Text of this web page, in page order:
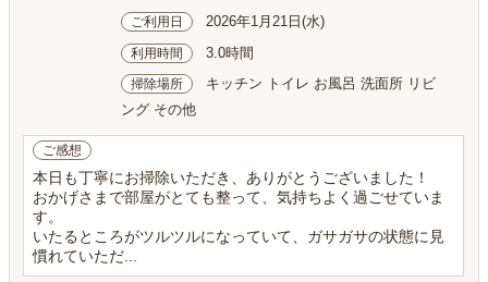
ご利用日 2026年1月21日(水)
利用時間 3.0時間
掃除場所
キッチン トイレ お風呂 洗面所 リビ
ング その他
ご感想
本日も丁寧にお掃除いただき、ありがとうございました！
おかげさまで部屋がとても整って、気持ちよく過ごせていま
す。
いたるところがツルツルになっていて、ガサガサの状態に見
慣れていただ...